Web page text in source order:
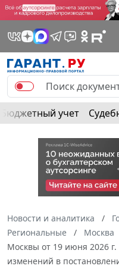
Бюджетный учет
Новости и аналитика
Региональные
Москва
Москвы от 19 июня 2026
изменений в